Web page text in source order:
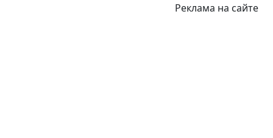
Реклама на сайте